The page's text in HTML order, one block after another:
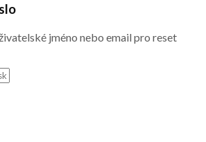
jméno nebo email pro reset